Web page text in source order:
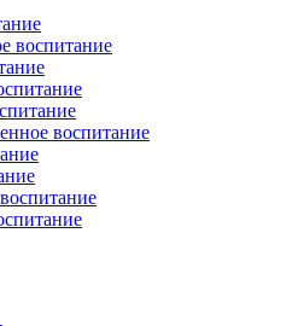
воспитание
воспитание